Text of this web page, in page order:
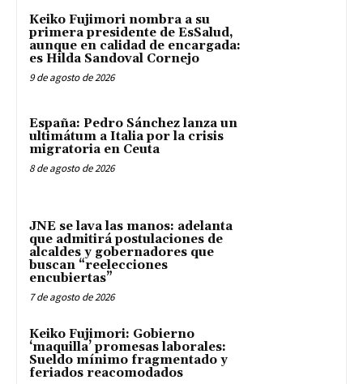
Keiko Fujimori nombra a su
primera presidente de EsSalud,
aunque en calidad de encargada:
es Hilda Sandoval Cornejo
9 de agosto de 2026
España: Pedro Sánchez lanza un
ultimátum a Italia por la crisis
migratoria en Ceuta
8 de agosto de 2026
JNE se lava las manos: adelanta
que admitirá postulaciones de
alcaldes y gobernadores que
buscan “reelecciones
encubiertas”
7 de agosto de 2026
Keiko Fujimori: Gobierno
‘maquilla’ promesas laborales:
Sueldo mínimo fragmentado y
feriados reacomodados